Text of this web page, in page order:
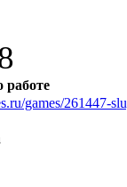
games/261447-